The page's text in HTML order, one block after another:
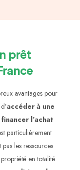
prêt
avantages pour
accéder à une
l’achat
particulièrement
les ressources
en totalité.